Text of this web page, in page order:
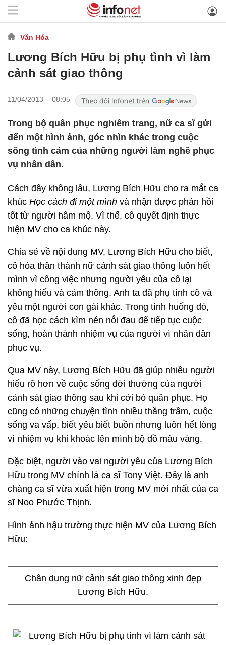
Văn Hóa
Lương Bích Hữu bị phụ tình vì làm
cảnh sát giao thông
11/04/2013 - 08:05
Trong bộ quân phục nghiêm trang, nữ ca sĩ gửi
đến một hình ảnh, góc nhìn khác trong cuộc
sống tình cảm của những người làm nghề phục
vụ nhân dân.
Cách đây không lâu, Lương Bích Hữu cho ra mắt ca
khúc Học cách đi một mình và nhận được phản hồi
tốt từ người hâm mộ. Vì thế, cô quyết định thực
hiện MV cho ca khúc này.
Chia sẻ về nội dung MV, Lương Bích Hữu cho biết,
cô hóa thân thành nữ cảnh sát giao thông luôn hết
mình vì công việc nhưng người yêu của cô lại
không hiểu và cảm thông. Anh ta đã phụ tình cô và
yêu một người con gái khác. Trong tình huống đó,
cô đã học cách kìm nén nỗi đau để tiếp tục cuộc
sống, hoàn thành nhiệm vụ của người vì nhân dân
phục vụ.
Qua MV này, Lương Bích Hữu đã giúp nhiều người
hiểu rõ hơn về cuộc sống đời thường của người
cảnh sát giao thông sau khi cởi bỏ quân phục. Họ
cũng có những chuyện tình nhiều thăng trầm, cuộc
sống va vấp, biết yêu biết buồn nhưng luôn hết lòng
vì nhiệm vụ khi khoác lên mình bộ đồ màu vàng.
Đặc biệt, người vào vai người yêu của Lương Bích
Hữu trong MV chính là ca sĩ Tony Việt. Đây là anh
chàng ca sĩ vừa xuất hiện trong MV mới nhất của ca
sĩ Noo Phước Thịnh.
Hình ảnh hậu trường thực hiện MV của Lương Bích
Hữu:
Chân dung nữ cảnh sát giao thông xinh đẹp
Lương Bích Hữu.